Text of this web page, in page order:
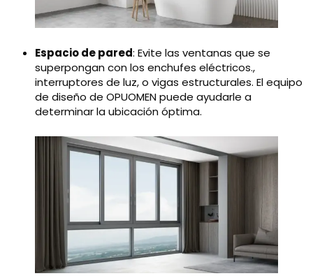
Espacio de pared: Evite las ventanas que se
superpongan con los enchufes eléctricos.,
interruptores de luz, o vigas estructurales. El equipo
de diseño de OPUOMEN puede ayudarle a
determinar la ubicación óptima.